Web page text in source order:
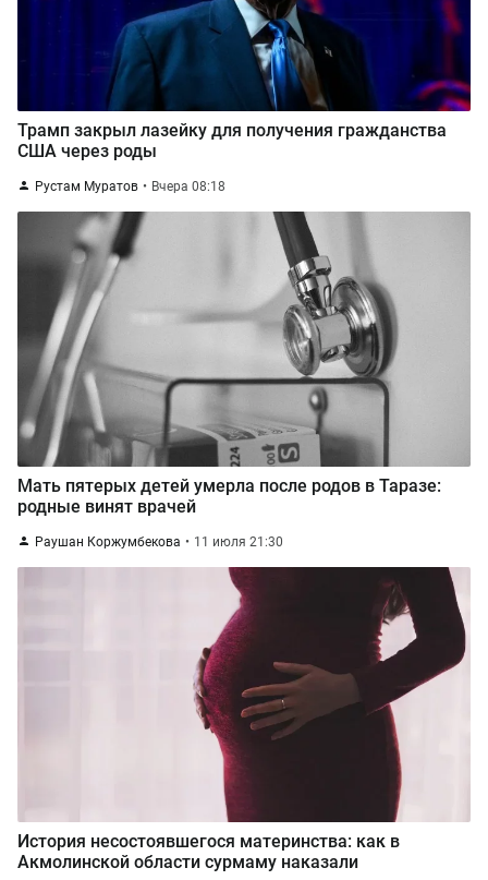
Трамп закрыл лазейку для получения гражданства
США через роды
Рустам Муратов Вчера 08:18
Мать пятерых детей умерла после родов в Таразе:
родные винят врачей
Раушан Коржумбекова 11 июля 21:30
История несостоявшегося материнства: как в
Акмолинской области сурмаму наказали